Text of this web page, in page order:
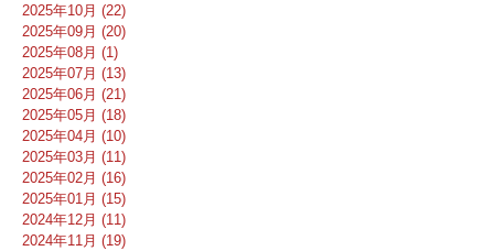
2025年10月 (22)
2025年09月 (20)
2025年08月 (1)
2025年07月 (13)
2025年06月 (21)
2025年05月 (18)
2025年04月 (10)
2025年03月 (11)
2025年02月 (16)
2025年01月 (15)
2024年12月 (11)
2024年11月 (19)